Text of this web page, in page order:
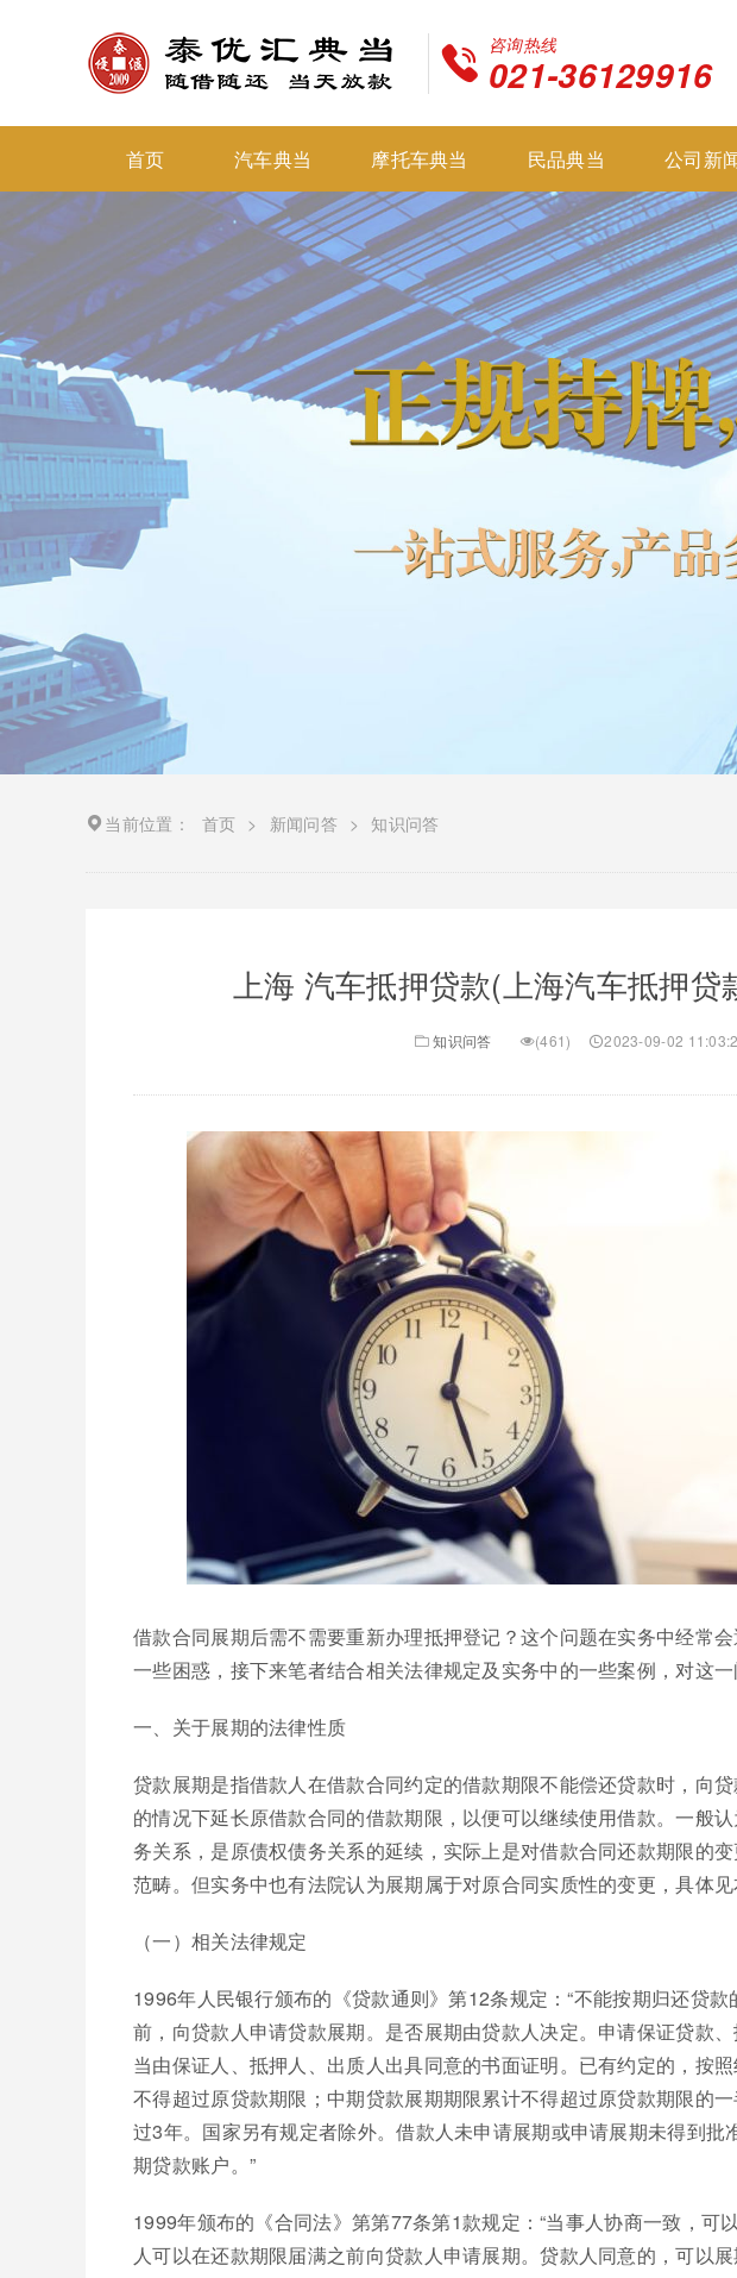
咨询热线
021-36129916
首页 汽车典当 摩托车典当 民品典当 公司新
当前位置： 首页 > 新闻问答 > 知识问答
上海 汽车抵押贷款(上海汽车抵押
知识问答 (461) 2023-09-02
借款合同展期后需不需要重新办理抵押登记？这个问题在实务中经常
一些困惑，接下来笔者结合相关法律规定及实务中的一些案例，对这一
一、关于展期的法律性质
贷款展期是指借款人在借款合同约定的借款期限不能偿还贷款时，向
的情况下延长原借款合同的借款期限，以便可以继续使用借款。一般
务关系，是原债权债务关系的延续，实际上是对借款合同还款期限的
范畴。但实务中也有法院认为展期属于对原合同实质性的变更，具体见
（一）相关法律规定
1996年人民银行颁布的《贷款通则》第12条规定：“不能按期归还贷
前，向贷款人申请贷款展期。是否展期由贷款人决定。申请保证贷款
当由保证人、抵押人、出质人出具同意的书面证明。已有约定的，按
不得超过原贷款期限；中期贷款展期期限累计不得超过原贷款期限的
过3年。国家另有规定者除外。借款人未申请展期或申请展期未得到批
期贷款账户。”
1999年颁布的《合同法》第第77条第1款规定：“当事人协商一致，可
人可以在还款期限届满之前向贷款人申请展期。贷款人同意的，可以展